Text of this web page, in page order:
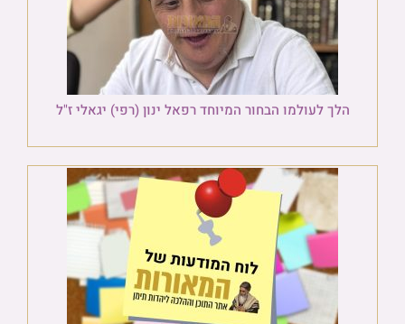
הלך לעולמו הבחור המיוחד רפאל ינון (רפי) יגאלי ז"ל